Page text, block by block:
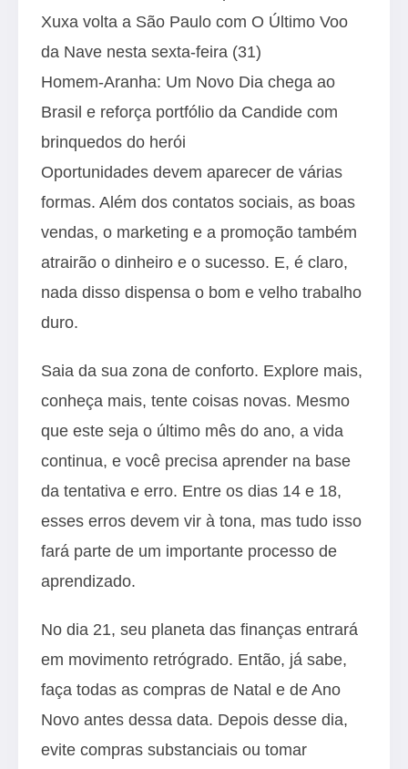
Xuxa volta a São Paulo com O Último Voo
da Nave nesta sexta-feira (31)
Homem-Aranha: Um Novo Dia chega ao
Brasil e reforça portfólio da Candide com
brinquedos do herói
Oportunidades devem aparecer de várias
formas. Além dos contatos sociais, as boas
vendas, o marketing e a promoção também
atrairão o dinheiro e o sucesso. E, é claro,
nada disso dispensa o bom e velho trabalho
duro.
Saia da sua zona de conforto. Explore mais,
conheça mais, tente coisas novas. Mesmo
que este seja o último mês do ano, a vida
continua, e você precisa aprender na base
da tentativa e erro. Entre os dias 14 e 18,
esses erros devem vir à tona, mas tudo isso
fará parte de um importante processo de
aprendizado.
No dia 21, seu planeta das finanças entrará
em movimento retrógrado. Então, já sabe,
faça todas as compras de Natal e de Ano
Novo antes dessa data. Depois desse dia,
evite compras substanciais ou tomar